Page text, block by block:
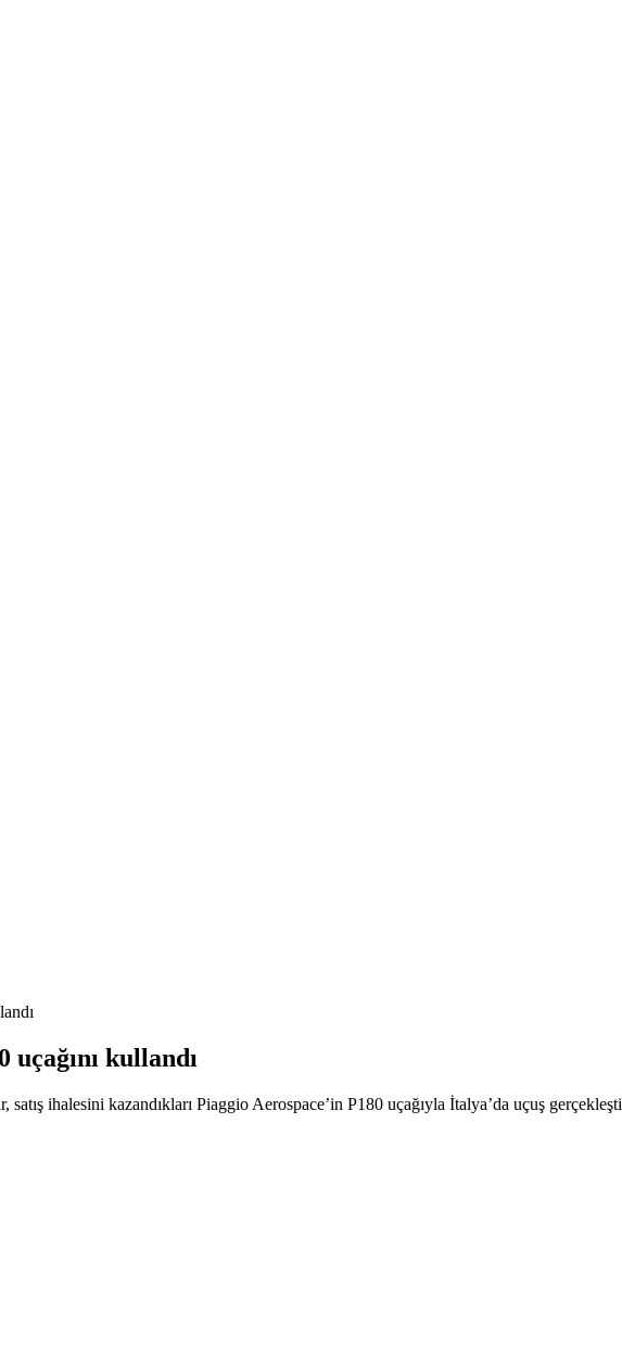
kullandı
ihalesini kazandıkları Piaggio Aerospace’in P180 uçağıyla İtalya’da uçuş